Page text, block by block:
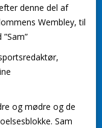
denne del af
Wembley, til
og mødre og de
Sam